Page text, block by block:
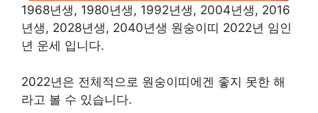
1968년생, 1980년생, 1992년생, 2004년생, 2016
년생, 2028년생, 2040년생 원숭이띠 2022년 임인
년 운세 입니다.
2022년은 전체적으로 원숭이띠에겐 좋지 못한 해
라고 볼 수 있습니다.